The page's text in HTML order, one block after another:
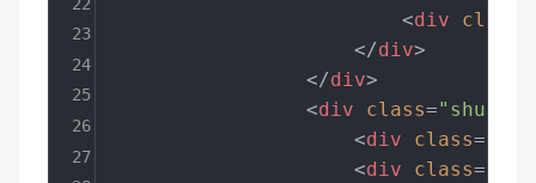
<div class
</div>
</div>
<div class="shui
<div class=
<div class=
23
24
25
26
27